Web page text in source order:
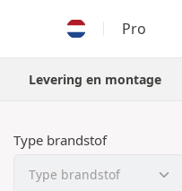
Pro
Levering en montage
Type brandstof